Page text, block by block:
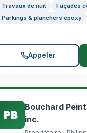
Travaux de nuit
Façades
Parkings & planchers époxy
Appeler
PB
Bouchard
inc.